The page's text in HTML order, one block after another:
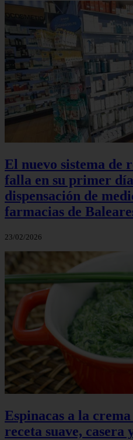
El nuevo sistema de
falla en su primer
dispensación de
farmacias de
23/02/2026
Espinacas a la
receta suave, casera